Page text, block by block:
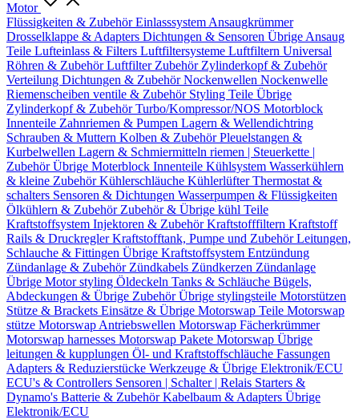
Motor
Flüssigkeiten & ZubehörEinlasssystem Ansaugkrümmer
Drosselklappe & Adapters Dichtungen & Sensoren Übrige Ansaug
Teile Lufteinlass & Filters Luftfiltersysteme Luftfiltern Universal
Röhren & ZubehörLuftfilter Zubehör Zylinderkopf & Zubehör
Verteilung Dichtungen & ZubehörNockenwellen Nockenwelle
Riemenscheiben ventile & Zubehör Styling Teile Übrige
Zylinderkopf & ZubehörTurbo/Kompressor/NOS Motorblock
Innenteile Zahnriemen & Pumpen Lagern & Wellendichtring
Schrauben & Muttern Kolben & ZubehörPleuelstangen &
Kurbelwellen Lagern & Schmiermitteln riemen | Steuerkette |
ZubehörÜbrige Moterblock Innenteile Kühlsystem Wasserkühlern
& kleine ZubehörKühlerschläuche KühlerlüfterThermostat &
schalters Sensoren & Dichtungen Wasserpumpen & Flüssigkeiten
Ölkühlern & Zubehör Zubehör & Übrige kühl Teile
Kraftstoffsystem Injektoren & ZubehörKraftstofffiltern Kraftstoff
Rails & DruckreglerKraftstofftank, Pumpe und ZubehörLeitungen,
Schlauche & Fittingen Übrige Kraftstoffsystem Entzündung
Zündanlage & Zubehör Zündkabels Zündkerzen Zündanlage
Übrige Motor styling Öldeckeln Tanks & Schläuche Bügels,
Abdeckungen & Übrige ZubehörÜbrige stylingsteile Motorstützen
Stütze & Brackets Einsätze & Übrige Motorswap Teile Motorswap
stütze Motorswap Antriebswellen Motorswap Fächerkrümmer
Motorswap harnesses Motorswap Pakete Motorswap Übrige
leitungen & kupplungen Öl- und Kraftstoffschläuche Fassungen
Adapters & Reduzierstücke Werkzeuge & Übrige Elektronik/ECU
ECU's & Controllers Sensoren | Schalter | Relais Starters &
Dynamo's Batterie & ZubehörKabelbaum & Adapters Übrige
Elektronik/ECU